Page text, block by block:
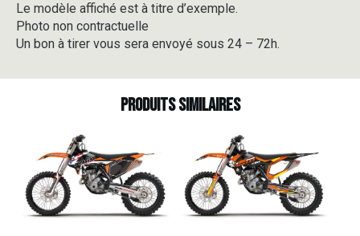
Le modèle affiché est à titre d’exemple.
Photo non contractuelle
Un bon à tirer vous sera envoyé sous 24 – 72h.
Produits similaires